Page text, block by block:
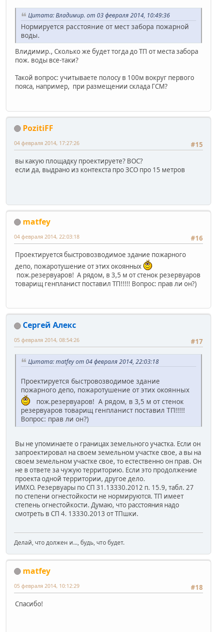
Цитата: Владимир. от 03 февраля 2014, 10:49:36
Нормируется расстояние от мест забора пожарной
воды.
Влидимир., Сколько же будет тогда до ТП от места забора
пож. воды все-таки?
Такой вопрос: учитываете полосу в 100м вокруг первого
пояса, например, при размещении склада ГСМ?
PozitiFF
#15
04 февраля 2014, 17:27:26
вы какую площадку проектируете? ВОС?
если да, выдрано из контекста про ЗСО про 15 метров
matfey
#16
04 февраля 2014, 22:03:18
Проектируется быстровозводимое здание пожарного
депо, пожаротушение от этих окоянных
пож.резервуаров! А рядом, в 3,5 м от стенок резервуаров
товарищ генпланист поставил ТП!!!!! Вопрос: прав ли он?)
Сергей Алекс
#17
05 февраля 2014, 08:54:26
Цитата: matfey от 04 февраля 2014, 22:03:18
Проектируется быстровозводимое здание
пожарного депо, пожаротушение от этих окоянных
пож.резервуаров! А рядом, в 3,5 м от стенок
резервуаров товарищ генпланист поставил ТП!!!!!
Вопрос: прав ли он?)
Вы не упоминаете о границах земельного участка. Если он
запроектировал на своем земельном участке свое, а вы на
своем земельном участке свое, то естественно он прав. Он
не в ответе за чужую территорию. Если это продолжение
проекта одной территории, другое дело.
ИМХО. Резервуары по СП 31.13330.2012 п. 15.9, табл. 27
по степени огнестойкости не нормируются. ТП имеет
степень огнестойкости. Думаю, что расстояния надо
смотреть в СП 4. 13330.2013 от ТПшки.
Делай, что должен и..., будь, что будет.
matfey
#18
05 февраля 2014, 10:12:29
Спасибо!